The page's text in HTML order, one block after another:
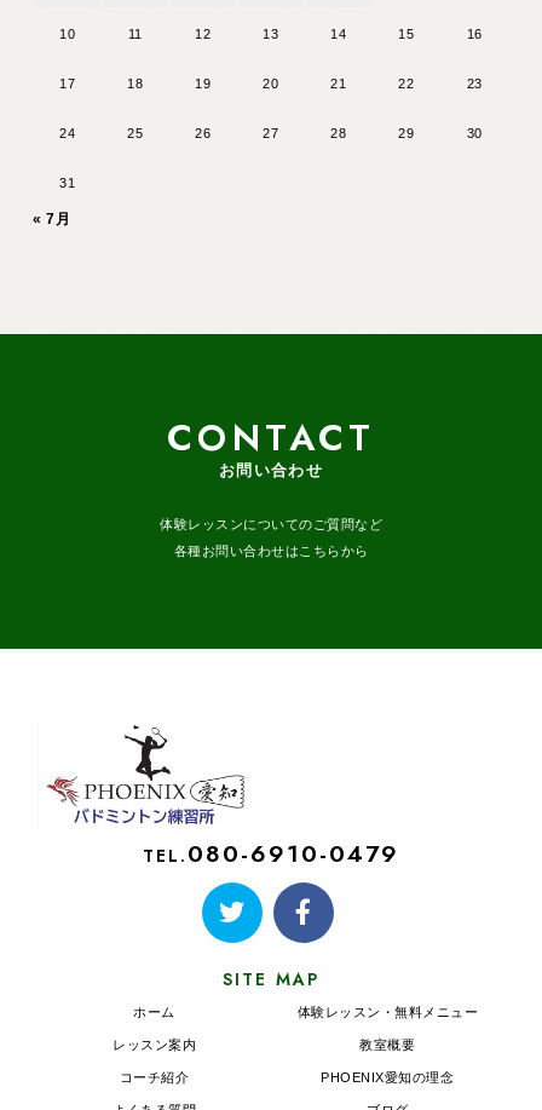
10 11 12 13 14 15 16
17 18 19 20 21 22 23
24 25 26 27 28 29 30
31
« 7月
CONTACT
お問い合わせ
体験レッスンについてのご質問など
各種お問い合わせはこちらから
TEL. 080-6910-0479
SITE MAP
ホーム
レッスン案内
コーチ紹介
体験レッスン・無料メニュー
教室概要
PHOENIX愛知の理念